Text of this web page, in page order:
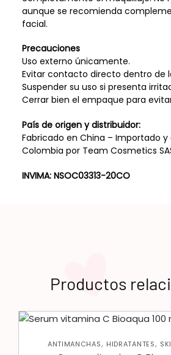
aunque se recomienda
facial.
Precauciones
Uso externo únicamente.
Evitar contacto directo dentro de
Suspender su uso si presenta
Cerrar bien el empaque para
País de origen y distribuidor:
Fabricado en China – Importado y
Colombia por Team Cosmetics
INVIMA: NSOC03313-20CO
Productos
ANTIMANCHAS, HIDRATANTES,